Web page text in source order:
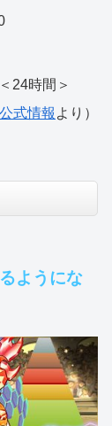
24時間＞
公式情報 より）
ようにな